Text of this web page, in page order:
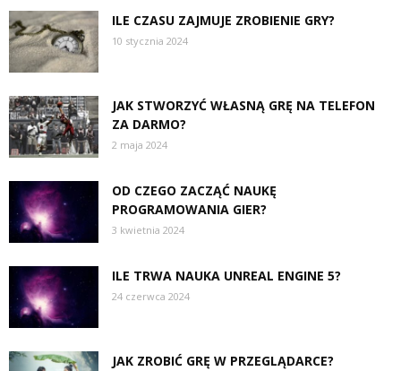
ILE CZASU ZAJMUJE ZROBIENIE GRY?
10 stycznia 2024
JAK STWORZYĆ WŁASNĄ GRĘ NA TELEFON
ZA DARMO?
2 maja 2024
OD CZEGO ZACZĄĆ NAUKĘ
PROGRAMOWANIA GIER?
3 kwietnia 2024
ILE TRWA NAUKA UNREAL ENGINE 5?
24 czerwca 2024
JAK ZROBIĆ GRĘ W PRZEGLĄDARCE?